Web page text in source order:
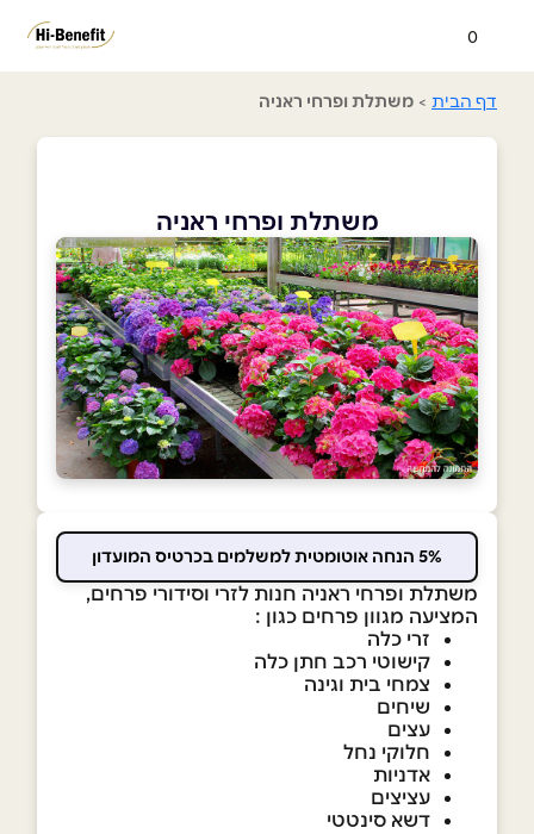
0
דף הבית > משתלת ופרחי ראניה
משתלת ופרחי ראניה
5% הנחה אוטומטית למשלמים בכרטיס המועדון
משתלת ופרחי ראניה חנות לזרי וסידורי פרחים,
המציעה מגוון פרחים כגון :
זרי כלה
קישוטי רכב חתן כלה
צמחי בית וגינה
שיחים
עצים
חלוקי נחל
אדניות
עציצים
דשא סינטטי